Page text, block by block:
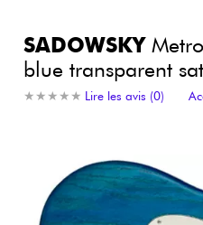
Synthés &
Micros & HF
Violons & Quatuor
SADOWSKY
blue transparent
★ ★ ★ ★ ★
★ ★ ★ ★ ★ Lire les avis (0)